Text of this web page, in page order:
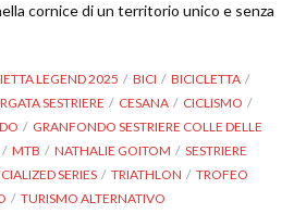
cornice di un territorio unico e senza
LEGEND 2025 BICI
BICICLETTA
SESTRIERE CESANA
CICLISMO
GRANFONDO SESTRIERE COLLE DELLE
MTB NATHALIE GOITOM
SESTRIERE
SERIES TRIATHLON
TROFEO
TURISMO ALTERNATIVO